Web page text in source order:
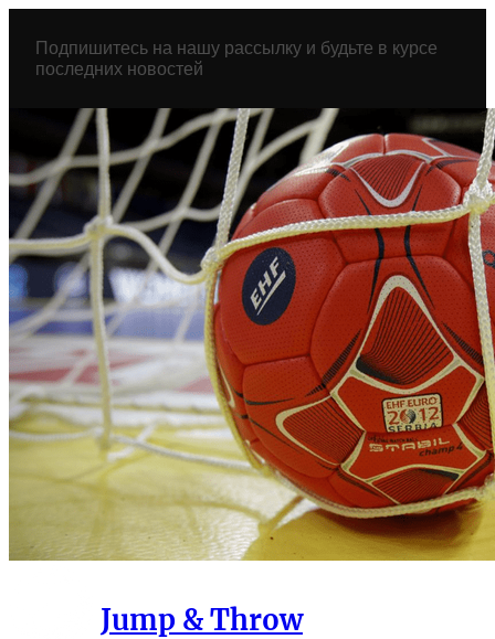
содержимому
Подпишитесь на нашу рассылку и будьте в курсе
последних новостей
Jump & Throw